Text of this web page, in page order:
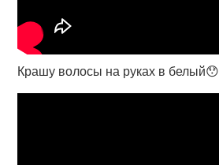
Крашу волосы на руках в белый😯